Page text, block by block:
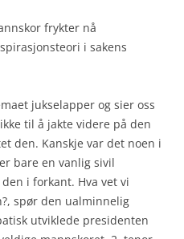
frykter nå
i sakens
jukselapper og sier oss
til å jakte videre på den
den. Kanskje var det noen i
bare en vanlig sivil
i forkant. Hva vet vi
spør den ualminnelig
utviklede presidenten